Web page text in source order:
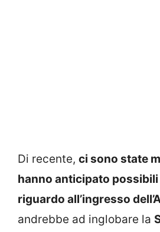
Di recente, ci sono state
hanno anticipato
riguardo all’ingresso
andrebbe ad inglobare la